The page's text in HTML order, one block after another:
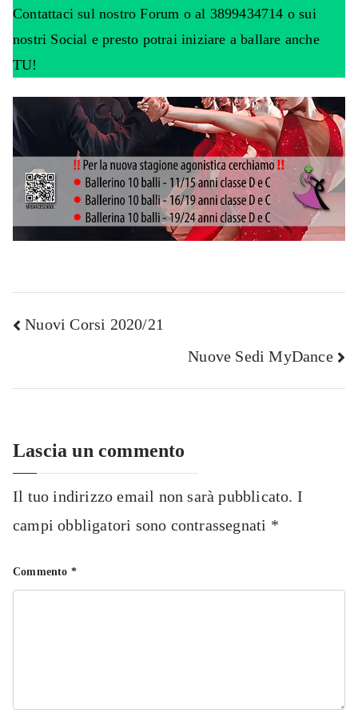
Contattaci sul nostro Forum o al 3899434714 o sui
nostri Social e presto potrai iniziare a ballare anche
TU!
Navigazione
articoli
Nuovi Corsi 2020/21
Nuove Sedi MyDance
Lascia un commento
Il tuo indirizzo email non sarà pubblicato. I
campi obbligatori sono contrassegnati *
Commento *